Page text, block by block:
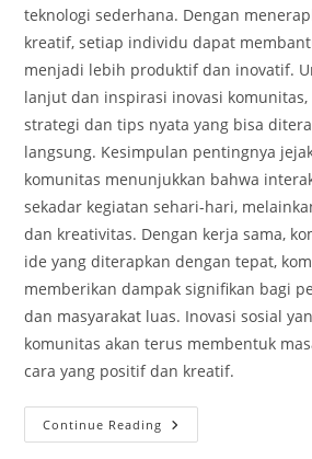
teknologi sederhana. Dengan
kreatif, setiap individu dapat
menjadi lebih produktif dan inovatif.
lanjut dan inspirasi inovasi komunitas,
strategi dan tips nyata yang bisa
langsung. Kesimpulan pentingnya
komunitas menunjukkan bahwa
sekadar kegiatan sehari-hari,
dan kreativitas. Dengan kerja sama,
ide yang diterapkan dengan tepat,
memberikan dampak signifikan bagi
dan masyarakat luas. Inovasi sosial
komunitas akan terus membentuk
cara yang positif dan kreatif.
Continue Reading Jejak
Komunitas